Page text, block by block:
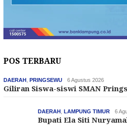
POS TERBARU
DAERAH PRINGSEWU 6 Agustus 2026
Giliran Siswa-siswi SMAN
DAERAH LAMPUNG TIMUR 6
Bupati Ela Siti